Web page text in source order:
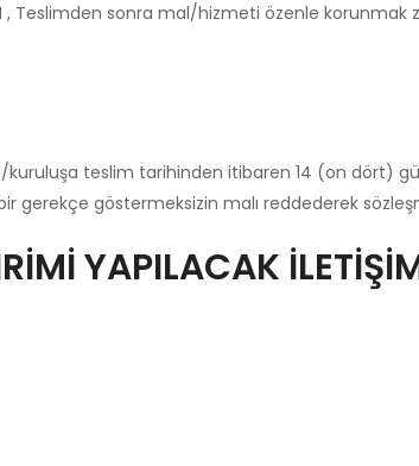
sonra mal/hizmeti özenle korunmak
kuruluşa teslim tarihinden itibaren 14 (on dört)
gerekçe göstermeksizin malı reddederek
YAPILACAK